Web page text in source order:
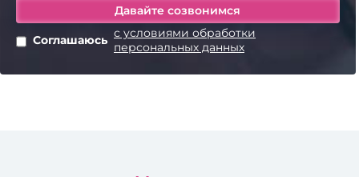
Соглашаюсь с условиями обработки
персональных данных